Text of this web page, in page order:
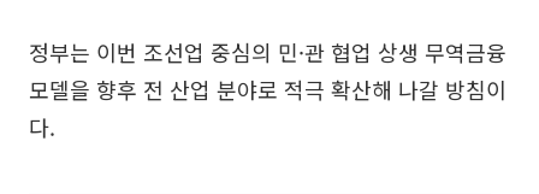
정부는 이번 조선업 중심의 민·관 협업 상생 무역금융
모델을 향후 전 산업 분야로 적극 확산해 나갈 방침이
다.